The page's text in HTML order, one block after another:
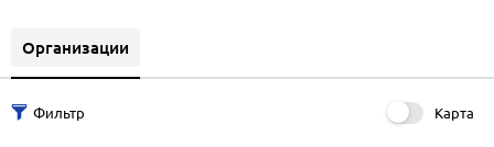
Организации
Карта